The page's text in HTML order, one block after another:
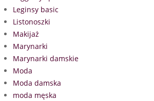
Leginsy basic
Listonoszki
Makijaż
Marynarki
Marynarki damskie
Moda
Moda damska
moda męska